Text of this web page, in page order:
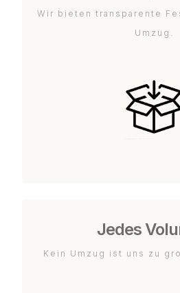
Wir bieten transparente
Umzug.
Jedes
Kein Umzug ist uns zu